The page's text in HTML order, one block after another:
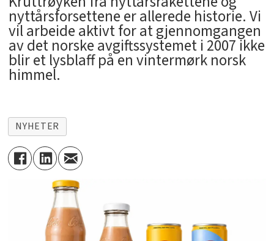
nyttårsforsettene er allerede historie. Vi
vil arbeide aktivt for at gjennomgangen
av det norske avgiftssystemet i 2007 ikke
blir et lysblaff på en vintermørk norsk
himmel.
NYHETER